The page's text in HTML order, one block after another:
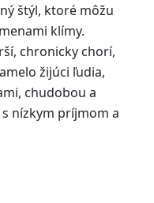
štýl, ktoré môžu
klímy.
chronicky chorí,
žijúci ľudia,
chudobou a
nízkym príjmom a